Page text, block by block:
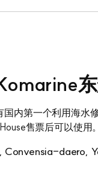
国内第一个利用海水
售票后可以使用。
Convensia-daero,